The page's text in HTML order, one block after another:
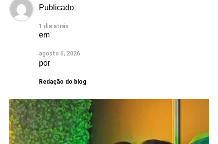
bonelaria, segmentos que absorvem parcela significativa
da mão de obra, contribuindo para o aumento da renda
das famílias e reduzindo a necessidade de acesso ao
Especialistas que analisaram os dados também atribuem
esse resultado ao trabalho desenvolvido pela política
atuação da gestão da Secretaria Municipal de Trabalho,
Habitação e Assistência Social, comandada pela
secretária Suzete Pereira, tem contribuído para fortalecer
ações de inclusão social, qualificação e
Publicado
1 dia atrás
em
agosto 6, 2026
por
Redação do blog